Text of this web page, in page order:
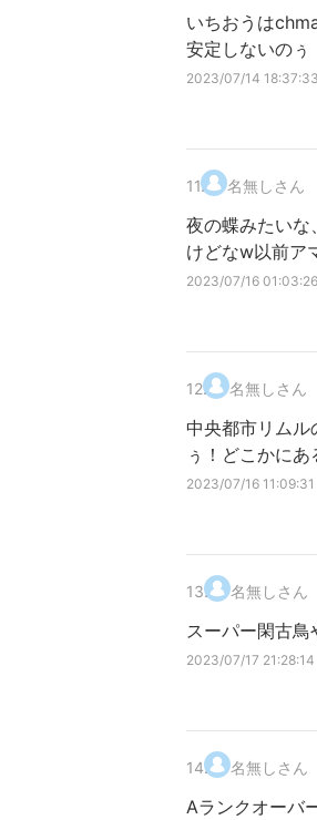
いちおうは
安定しないのぅ
2023/07/14 18:37:33
11. 名無しさん
夜の蝶みたいな
けどなw以前ア
2023/07/16 01:03:26
12. 名無しさん
中央都市リム
ぅ！どこかに
2023/07/16 11:09:31
13. 名無しさん
スーパー閑古鳥
2023/07/17 21:28:14
14. 名無しさん
Aランクオーバ